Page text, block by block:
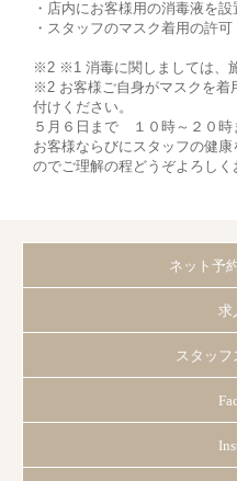
・店内にお客様用の消毒液を設
・スタッフのマスク着用の許可
※2 ※1 消毒に関しましては、
※2 お客様ご自身がマスクを着
付けください。
５月６日まで １０時～２０時
お客様ならびにスタッフの健
のでご理解の程どうぞよろしく
ネット予
求
スタッフ